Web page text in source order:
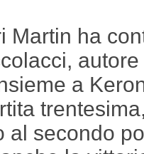
Martin ha
a
al secondo